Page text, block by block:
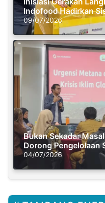
Indofood Hadirkan
Semasa Piknik
09/07/2026
Bukan Sekadar
Dorong Pengelolaan
Solusi Krisis Iklim
04/07/2026